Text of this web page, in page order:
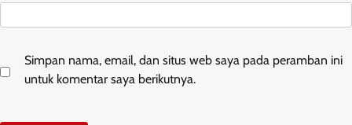
Simpan nama, email, dan situs web saya pada peramban ini
untuk komentar saya berikutnya.